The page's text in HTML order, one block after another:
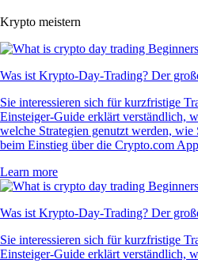
Krypto meistern
Was ist Krypto-Day-Trading? Der
Sie interessieren sich für kurzfristige
Einsteiger-Guide erklärt verständlich,
welche Strategien genutzt werden,
beim Einstieg über die Crypto.com
Learn more
Was ist Krypto-Day-Trading? Der
Sie interessieren sich für kurzfristige
Einsteiger-Guide erklärt verständlich,